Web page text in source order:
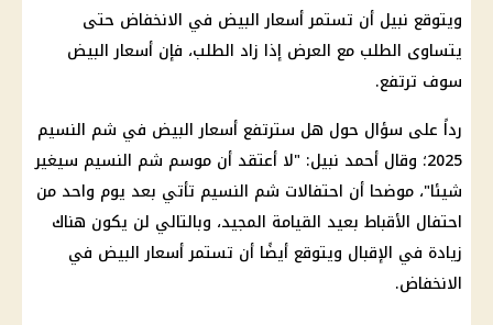
ويتوقع نبيل أن تستمرأسعار البيض في الانخفاض حتى
يتساوى الطلب مع العرض إذا زاد الطلب، فإن أسعارالبيض
سوف ترتفع.
رداً على سؤال حول هل سترتفعأسعارالبيض في شم النسيم
2025؛ وقال أحمد نبيل: "لا أعتقد أن موسم شم النسيم سيغير
شيئا"، موضحا أن احتفالات شم النسيم تأتي بعد يوم واحد من
احتفال الأقباط بعيد القيامة المجيد، وبالتالي لن يكون هناك
زيادة في الإقبال ويتوقع أيضًا أن تستمرأسعارالبيض في
الانخفاض.